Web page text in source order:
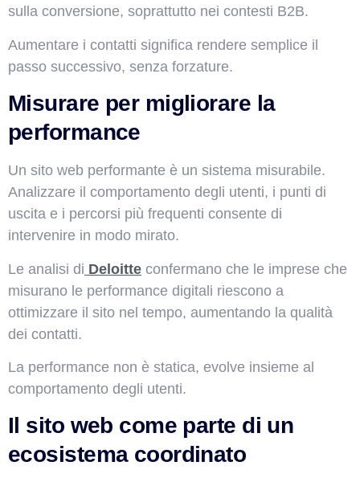
sulla conversione, soprattutto nei contesti B2B.
Aumentare i contatti significa rendere semplice il
passo successivo, senza forzature.
Misurare per migliorare la
performance
Un sito web performante è un sistema misurabile.
Analizzare il comportamento degli utenti, i punti di
uscita e i percorsi più frequenti consente di
intervenire in modo mirato.
Le analisi di Deloitte confermano che le imprese che
misurano le performance digitali riescono a
ottimizzare il sito nel tempo, aumentando la qualità
dei contatti.
La performance non è statica, evolve insieme al
comportamento degli utenti.
Il sito web come parte di un
ecosistema coordinato